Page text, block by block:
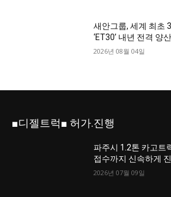
새안그룹, 세계 최초
‘ET30’ 내년 전격 양산
2026년 08월 04일
■디젤트럭■ 허가.진행
파주시 1.2톤 카고트
접수까지 신속하게
2026년 07월 09일